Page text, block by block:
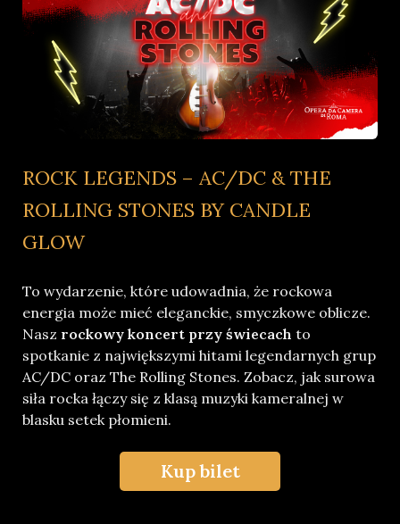
ROCK LEGENDS – AC/DC & THE
ROLLING STONES BY CANDLE
GLOW
To wydarzenie, które udowadnia, że rockowa
energia może mieć eleganckie, smyczkowe oblicze.
Nasz rockowy koncert przy świecach to
spotkanie z największymi hitami legendarnych grup
AC/DC oraz The Rolling Stones. Zobacz, jak surowa
siła rocka łączy się z klasą muzyki kameralnej w
blasku setek płomieni.
Kup bilet